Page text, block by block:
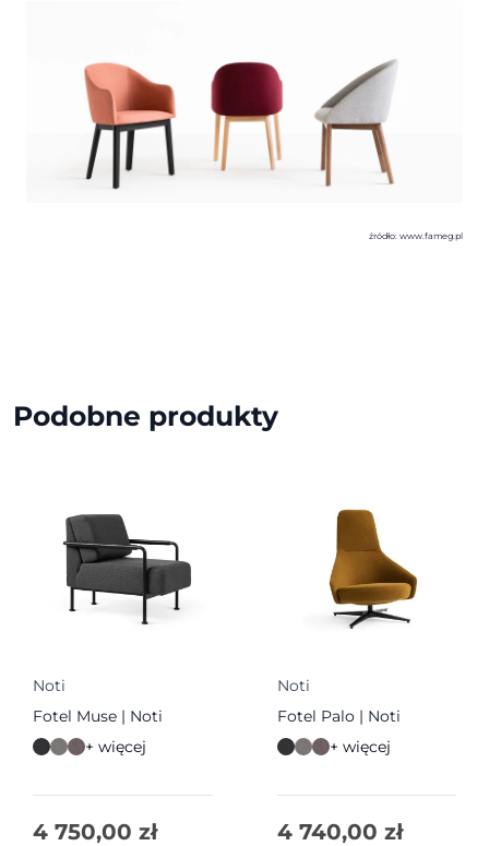
źródło: www.fameg.pl
Podobne produkty
Noti
Fotel Muse | Noti
+ więcej
4 750,00 zł
Noti
Fotel Palo | Noti
+ więcej
4 740,00 zł